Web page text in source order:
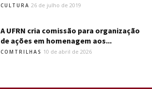
CULTURA 26 de julho de 2019
A UFRN cria comissão para organização
de ações em homenagem aos...
COMTRILHAS 10 de abril de 2026